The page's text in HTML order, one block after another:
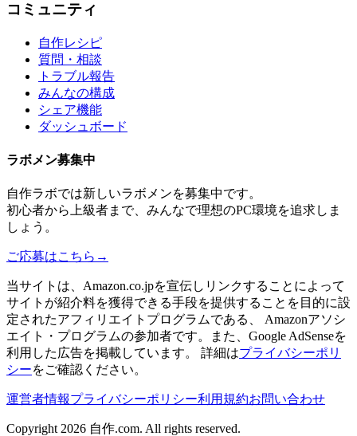
コミュニティ
自作レシピ
質問・相談
トラブル報告
みんなの構成
シェア機能
ダッシュボード
ラボメン募集中
自作ラボでは新しいラボメンを募集中です。
初心者から上級者まで、みんなで理想のPC環境を追求しま
しょう。
ご応募はこちら →
当サイトは、Amazon.co.jpを宣伝しリンクすることによって
サイトが紹介料を獲得できる手段を提供することを目的に設
定されたアフィリエイトプログラムである、 Amazonアソシ
エイト・プログラムの参加者です。また、Google AdSenseを
利用した広告を掲載しています。 詳細はプライバシーポリ
シーをご確認ください。
運営者情報プライバシーポリシー利用規約お問い合わせ
Copyright 2026 自作.com. All rights reserved.